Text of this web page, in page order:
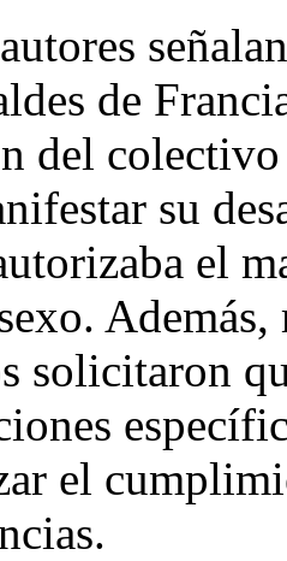
de
del
su
el
Además,
solicitaron
el